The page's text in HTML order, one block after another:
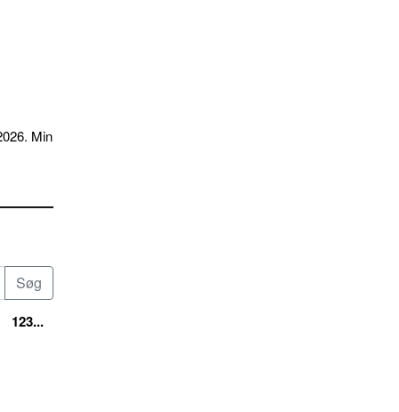
Min
123...